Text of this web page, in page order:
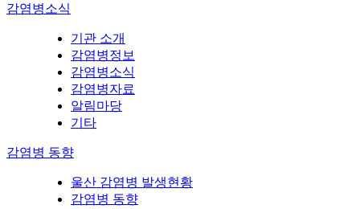
감염병소식
기관 소개
감염병정보
감염병소식
감염병자료
알림마당
기타
감염병 동향
울산 감염병 발생현황
감염병 동향